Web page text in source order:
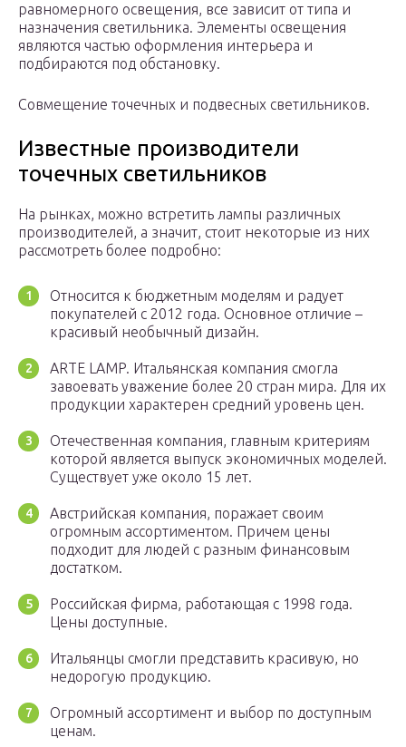
равномерного освещения, все зависит от типа и
назначения светильника. Элементы освещения
являются частью оформления интерьера и
подбираются под обстановку.
Совмещение точечных и подвесных светильников.
Известные производители
точечных светильников
На рынках, можно встретить лампы различных
производителей, а значит, стоит некоторые из них
рассмотреть более подробно:
Относится к бюджетным моделям и радует
покупателей с 2012 года. Основное отличие –
красивый необычный дизайн.
ARTE LAMP. Итальянская компания смогла
завоевать уважение более 20 стран мира. Для их
продукции характерен средний уровень цен.
Отечественная компания, главным критериям
которой является выпуск экономичных моделей.
Существует уже около 15 лет.
Австрийская компания, поражает своим
огромным ассортиментом. Причем цены
подходит для людей с разным финансовым
достатком.
Российская фирма, работающая с 1998 года.
Цены доступные.
Итальянцы смогли представить красивую, но
недорогую продукцию.
Огромный ассортимент и выбор по доступным
ценам.